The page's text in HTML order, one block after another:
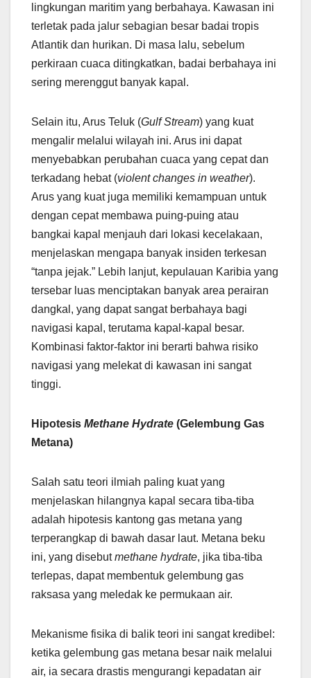
lingkungan maritim yang berbahaya. Kawasan ini
terletak pada jalur sebagian besar badai tropis
Atlantik dan hurikan. Di masa lalu, sebelum
perkiraan cuaca ditingkatkan, badai berbahaya ini
sering merenggut banyak kapal.
Selain itu, Arus Teluk (Gulf Stream) yang kuat
mengalir melalui wilayah ini. Arus ini dapat
menyebabkan perubahan cuaca yang cepat dan
terkadang hebat (violent changes in weather).
Arus yang kuat juga memiliki kemampuan untuk
dengan cepat membawa puing-puing atau
bangkai kapal menjauh dari lokasi kecelakaan,
menjelaskan mengapa banyak insiden terkesan
“tanpa jejak.” Lebih lanjut, kepulauan Karibia yang
tersebar luas menciptakan banyak area perairan
dangkal, yang dapat sangat berbahaya bagi
navigasi kapal, terutama kapal-kapal besar.
Kombinasi faktor-faktor ini berarti bahwa risiko
navigasi yang melekat di kawasan ini sangat
tinggi.
Hipotesis Methane Hydrate (Gelembung Gas
Metana)
Salah satu teori ilmiah paling kuat yang
menjelaskan hilangnya kapal secara tiba-tiba
adalah hipotesis kantong gas metana yang
terperangkap di bawah dasar laut. Metana beku
ini, yang disebutmethane hydrate, jika tiba-tiba
terlepas, dapat membentuk gelembung gas
raksasa yang meledak ke permukaan air.
Mekanisme fisika di balik teori ini sangat kredibel:
ketika gelembung gas metana besar naik melalui
air, ia secara drastis mengurangi kepadatan air